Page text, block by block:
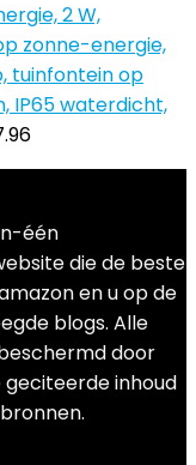
2 W,
zonne-energie,
tuinfontein op
IP65 waterdicht,
één
die de beste
en u op de
blogs. Alle
door
geciteerde inhoud